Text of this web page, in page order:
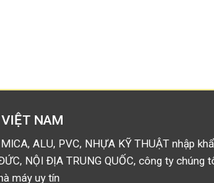
NAM
ALU, PVC, NHỰA KỸ THUẬT nhập
NỘI ĐỊA TRUNG QUỐC, công ty chúng
máy uy tín